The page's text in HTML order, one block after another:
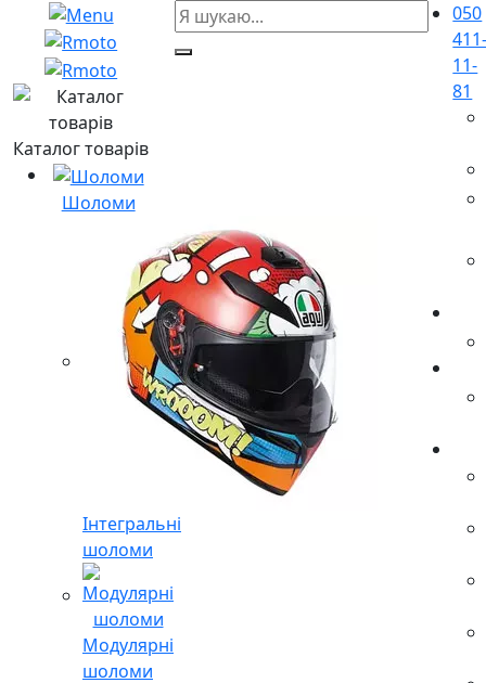
Каталог товарів
Шоломи
Інтегральні
шоломи
Модулярні
шоломи
050
11-
81